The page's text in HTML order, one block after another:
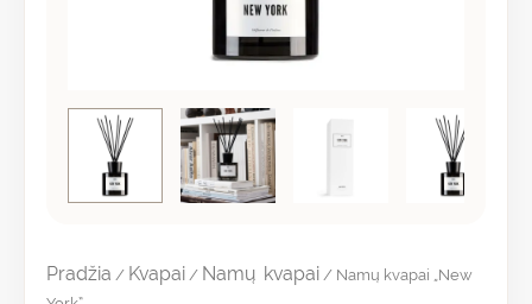
Pradžia / Kvapai / Namų kvapai / Namų kvapai „New